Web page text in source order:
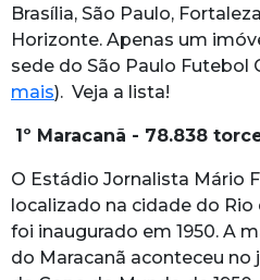
Brasília, São Paulo,
Horizonte. Apenas um
sede do São Paulo Futebol
mais). Veja a lista!
1º Maracanã - 78.838
O Estádio Jornalista Mário
localizado na cidade do Rio
foi inaugurado em 1950. A
do Maracanã aconteceu no